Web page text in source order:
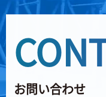
お問い合わせ